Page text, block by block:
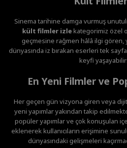
Sinema tarihine damga vurmuş
kült filmler izlekategorimiz özel
geçmesine rağmen hâlâ ilgi gören,
dünyasında iz bırakan eserleri tek
keyfi
En Yeni Filmler ve
Her geçen gün vizyona giren veya
yeni yapımlar yakından takip
popüler yapımlar ve çok konuşulan
eklenerek kullanıcıların erişimine
dünyasındaki gelişmeleri